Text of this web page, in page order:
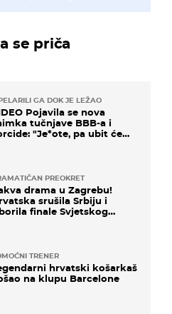
se priča
GA DOK JE LEŽAO
Pojavila se nova
tučnjave BBB-a i
"Je*ote, pa ubit će
PREOKRET
drama u Zagrebu!
srušila Srbiju i
finale Svjetskog
TRENER
hrvatski košarkaš
na klupu Barcelone